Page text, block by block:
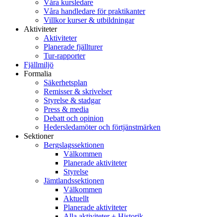
Våra kursledare
Våra handledare för praktikanter
Villkor kurser & utbildningar
Aktiviteter
Aktiviteter
Planerade fjällturer
Tur-rapporter
Fjällmiljö
Formalia
Säkerhetsplan
Remisser & skrivelser
Styrelse & stadgar
Press & media
Debatt och opinion
Hedersledamöter och förtjänstmärken
Sektioner
Bergslagssektionen
Välkommen
Planerade aktiviteter
Styrelse
Jämtlandssektionen
Välkommen
Aktuellt
Planerade aktiviteter